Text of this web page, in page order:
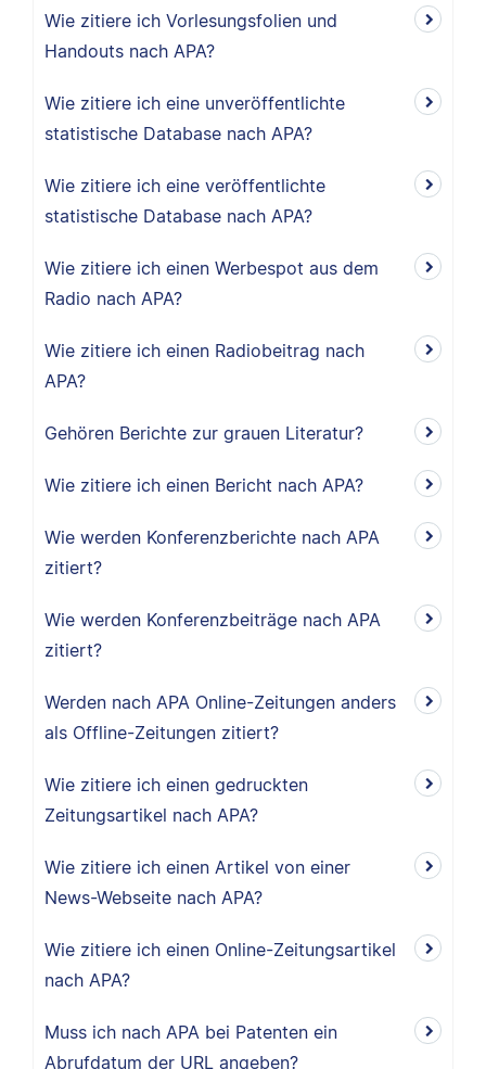
Wie zitiere ich Vorlesungsfolien und
Handouts nach APA?
Wie zitiere ich eine unveröffentlichte
statistische Database nach APA?
Wie zitiere ich eine veröffentlichte
statistische Database nach APA?
Wie zitiere ich einen Werbespot aus dem
Radio nach APA?
Wie zitiere ich einen Radiobeitrag nach
APA?
Gehören Berichte zur grauen Literatur?
Wie zitiere ich einen Bericht nach APA?
Wie werden Konferenzberichte nach APA
zitiert?
Wie werden Konferenzbeiträge nach APA
zitiert?
Werden nach APA Online-Zeitungen anders
als Offline-Zeitungen zitiert?
Wie zitiere ich einen gedruckten
Zeitungsartikel nach APA?
Wie zitiere ich einen Artikel von einer
News-Webseite nach APA?
Wie zitiere ich einen Online-Zeitungsartikel
nach APA?
Muss ich nach APA bei Patenten ein
Abrufdatum der URL angeben?